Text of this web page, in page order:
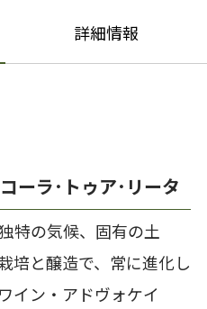
詳細情報
ーラ･トゥア･リータ
特の気候、固有の土
培と醸造で、常に進化し
イン・アドヴォケイ